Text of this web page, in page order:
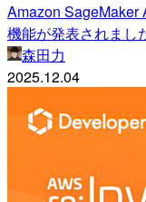
Amazon SageMaker
機能が発表されまし
森田力
2025.12.04